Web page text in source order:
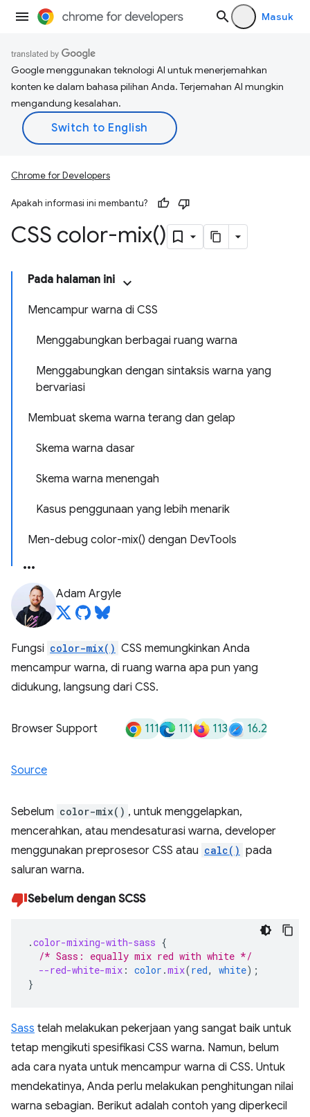
Masuk
Google menggunakan teknologi AI untuk menerjemahkan
konten ke dalam bahasa pilihan Anda. Terjemahan AI mungkin
mengandung kesalahan.
Chrome for Developers
Apakah informasi ini membantu?
CSS color-mix()
Pada halaman ini
Mencampur warna di CSS
Menggabungkan berbagai ruang warna
Menggabungkan dengan sintaksis warna yang
bervariasi
Membuat skema warna terang dan gelap
Skema warna dasar
Skema warna menengah
Kasus penggunaan yang lebih menarik
Men-debug color-mix() dengan DevTools
Adam Argyle
Fungsi color-mix() CSS memungkinkan Anda
mencampur warna, di ruang warna apa pun yang
didukung, langsung dari CSS.
Browser Support 111 111 113 16.2
Source
Sebelum color-mix() , untuk menggelapkan,
mencerahkan, atau mendesaturasi warna, developer
menggunakan preprosesor CSS atau calc() pada
saluran warna.
Sebelum dengan SCSS
.color-mixing-with-sass {
/* Sass: equally mix red with white */
--red-white-mix : color .mix(red, white);
}
Sass telah melakukan pekerjaan yang sangat baik untuk
tetap mengikuti spesifikasi CSS warna. Namun, belum
ada cara nyata untuk mencampur warna di CSS. Untuk
mendekatinya, Anda perlu melakukan penghitungan nilai
warna sebagian. Berikut adalah contoh yang diperkecil